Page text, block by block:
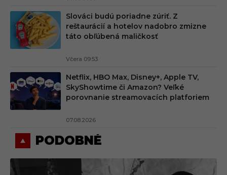
Slováci budú poriadne zúriť. Z
reštaurácií a hotelov nadobro zmizne
táto obľúbená maličkosť
Včera 09:53
Netflix, HBO Max, Disney+, Apple TV,
SkyShowtime či Amazon? Veľké
porovnanie streamovacích platforiem
07.08.2026
PODOBNÉ